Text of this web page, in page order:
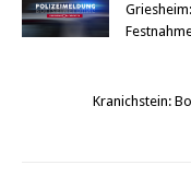
Kranichstein: